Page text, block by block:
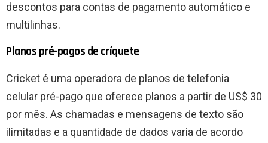
descontos para contas de pagamento automático e
multilinhas.
Planos pré-pagos de críquete
Cricket é uma operadora de planos de telefonia
celular pré-pago que oferece planos a partir de US$ 30
por mês. As chamadas e mensagens de texto são
ilimitadas e a quantidade de dados varia de acordo